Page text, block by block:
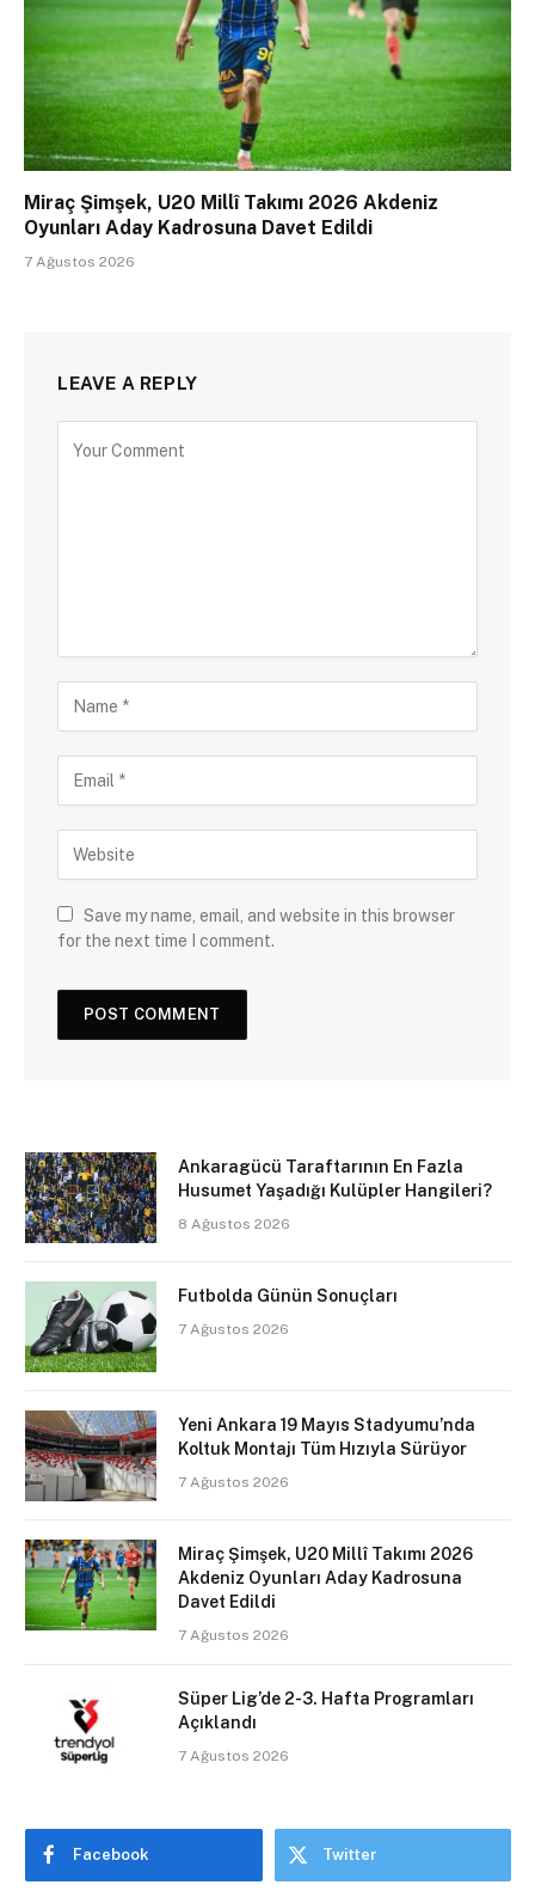
Miraç Şimşek, U20 Millî Takımı 2026 Akdeniz
Oyunları Aday Kadrosuna Davet Edildi
7 Ağustos 2026
LEAVE A REPLY
Save my name, email, and website in this browser
for the next time I comment.
Ankaragücü Taraftarının En Fazla
Husumet Yaşadığı Kulüpler Hangileri?
8 Ağustos 2026
Futbolda Günün Sonuçları
7 Ağustos 2026
Yeni Ankara 19 Mayıs Stadyumu’nda
Koltuk Montajı Tüm Hızıyla Sürüyor
7 Ağustos 2026
Miraç Şimşek, U20 Millî Takımı 2026
Akdeniz Oyunları Aday Kadrosuna
Davet Edildi
7 Ağustos 2026
Süper Lig’de 2-3. Hafta Programları
Açıklandı
7 Ağustos 2026
Facebook Twitter